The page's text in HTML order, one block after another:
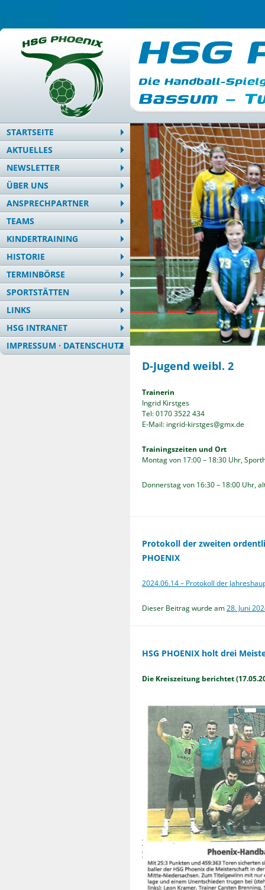
STARTSEITE
AKTUELLES
NEWSLETTER
ÜBER UNS
ANSPRECHPARTNER
TEAMS
KINDERTRAINING
HISTORIE
TERMINBÖRSE
SPORTSTÄTTEN
LINKS
HSG INTRANET
IMPRESSUM · DATENSCHUTZ
D-Jugend weibl. 2
Trainerin
Ingrid Kirstges
Tel: 0170 3522 434
E-Mail: ingrid-kirstges@gmx.de
Trainingszeiten und Ort
Montag von 17:00 – 18:30 Uhr,
Donnerstag von 16:30 – 18:00 Uhr,
Protokoll der zweiten
PHOENIX
2024.06.14 – Protokoll der
Dieser Beitrag wurde am28. Juni
HSG PHOENIX holt drei
Die Kreiszeitung berichtet